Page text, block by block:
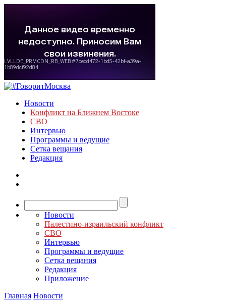
Новости
Конфликт на Ближнем Востоке
СВО
Интервью
Программы и ведущие
Сетка вещания
Редакция
Новости
Палестино-израильский конфликт
СВО
Интервью
Программы и ведущие
Сетка вещания
Редакция
Приложение
Главная Новости